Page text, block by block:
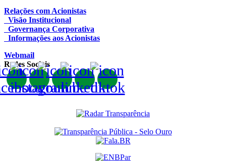
Relações com Acionistas
Visão Institucional
Governança Corporativa
Informações aos Acionistas
Webmail
Redes Sociais